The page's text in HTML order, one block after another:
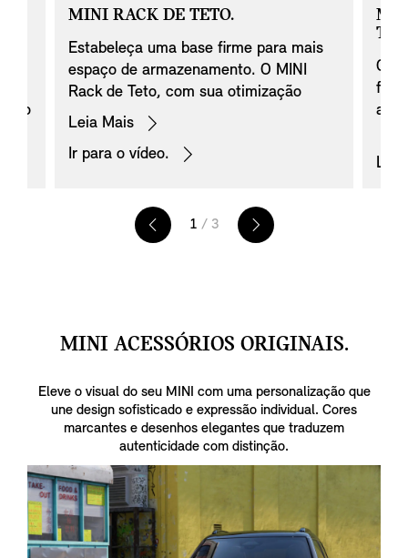
não
MINI RACK DE TETO.
Estabeleça uma base firme para mais
espaço de armazenamento. O MINI
Rack de Teto, com sua otimização
dinâmica, é instalado sem ferramentas
e se destaca pelo visual moderno. Ele
segue os rigorosos padrões de
montagens de rack de teto.
Leia Mais
Ir para o vídeo.
O
alta
1 / 3
MINI ACESSÓRIOS ORIGINAIS.
Eleve o visual do seu MINI com uma personalização que
une design sofisticado e expressão individual. Cores
marcantes e desenhos elegantes que traduzem
autenticidade com distinção.